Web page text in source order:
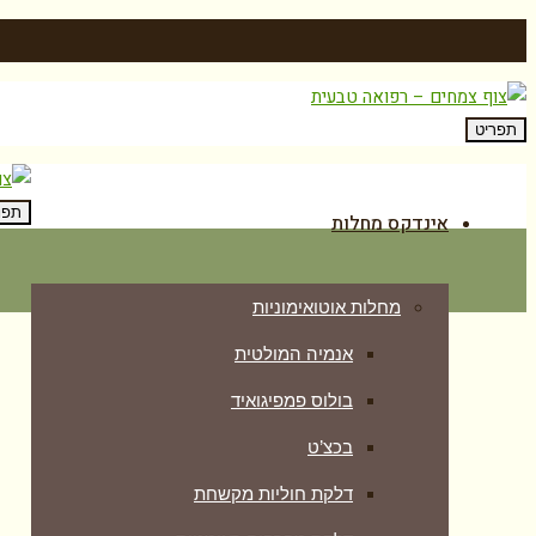
תפריט
אינדקס מחלות
מחלות אוטואימוניות
אנמיה המולטית
בולוס פמפיגואיד
בכצ’ט
דלקת חוליות מקשחת